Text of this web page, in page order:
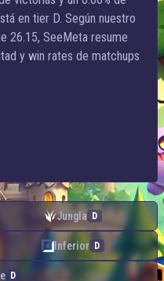
en tier D. Según nuestro
26.15, SeeMeta resume
y win rates de matchups
Jungla D
Inferior D
D